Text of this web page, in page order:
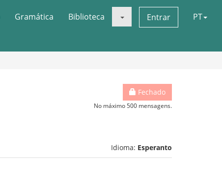
Gramática Biblioteca Entrar PT
Fechado
No máximo 500 mensagens.
Idioma: Esperanto